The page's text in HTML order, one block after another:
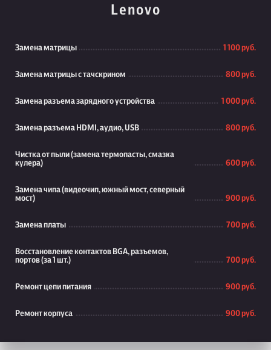
Lenovo
Замена матрицы 1 100 руб.
Замена матрицы с тачскрином 800 руб.
Замена разъема зарядного устройства 1 000 руб.
Замена разъема HDMI, аудио, USB 800 руб.
Чистка от пыли (замена термопасты, смазка
кулера)
600 руб.
Замена чипа (видеочип, южный мост, северный
мост)
900 руб.
Замена платы 700 руб.
Восстановление контактов BGA, разъемов,
портов (за 1 шт.)
700 руб.
Ремонт цепи питания 900 руб.
Ремонт корпуса 900 руб.